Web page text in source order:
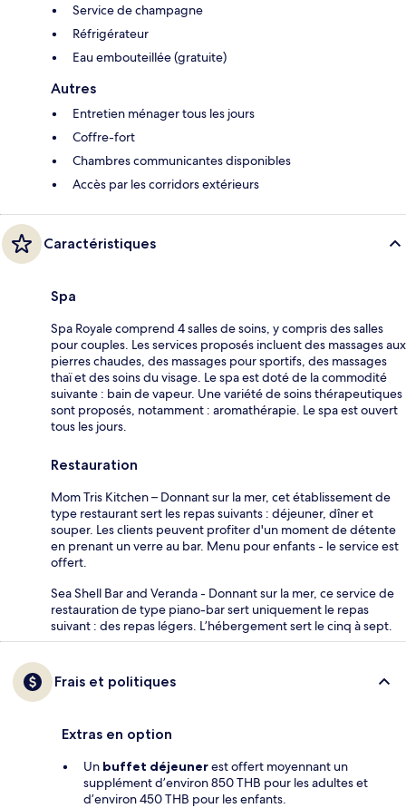
Service de champagne
Réfrigérateur
Eau embouteillée (gratuite)
Autres
Entretien ménager tous les jours
Coffre-fort
Chambres communicantes disponibles
Accès par les corridors extérieurs
Caractéristiques
Spa
Spa Royale comprend 4 salles de soins, y compris des salles
pour couples. Les services proposés incluent des massages aux
pierres chaudes, des massages pour sportifs, des massages
thaï et des soins du visage. Le spa est doté de la commodité
suivante : bain de vapeur. Une variété de soins thérapeutiques
sont proposés, notamment : aromathérapie. Le spa est ouvert
tous les jours.
Restauration
Mom Tris Kitchen – Donnant sur la mer, cet établissement de
type restaurant sert les repas suivants : déjeuner, dîner et
souper. Les clients peuvent profiter d'un moment de détente
en prenant un verre au bar. Menu pour enfants - le service est
offert.
Sea Shell Bar and Veranda - Donnant sur la mer, ce service de
restauration de type piano-bar sert uniquement le repas
suivant : des repas légers. L’hébergement sert le cinq à sept.
Frais et politiques
Extras en option
Un buffet déjeunerest offert moyennant un
supplément d’environ 850 THB pour les adultes et
d’environ 450 THB pour les enfants.